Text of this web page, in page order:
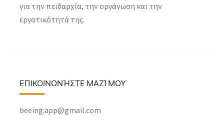
για την πειθαρχία, την οργάνωση και την
εργατικότητά της.
ΕΠΙΚΟΙΝΩΝΉΣΤΕ ΜΑΖΊ ΜΟΥ
beeing.app@gmail.com